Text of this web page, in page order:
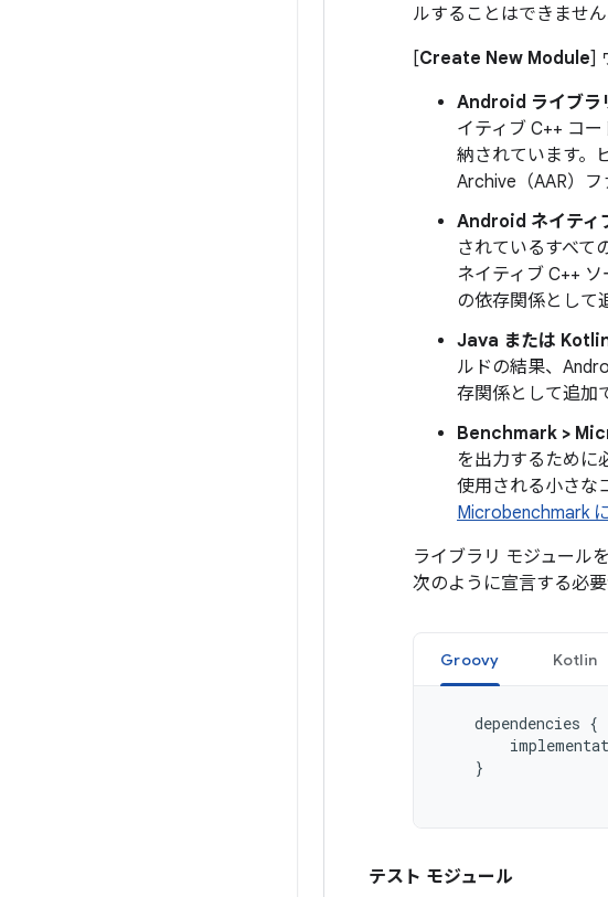
ルすることはできません
[Create New Module]
Android ライブラ
イティブ C++ コ
納されています。
Archive（AAR）フ
Android ネイティ
されているすべて
ネイティブ C++
の依存関係として
Java または
ルドの結果、
存関係として追加
Benchmark >
を出力するために
使用される小さな
Microbenchmark
ライブラリ モジュール
次のように宣言する必要
Groovy Kotlin
dependencies {
}
テスト モジュール